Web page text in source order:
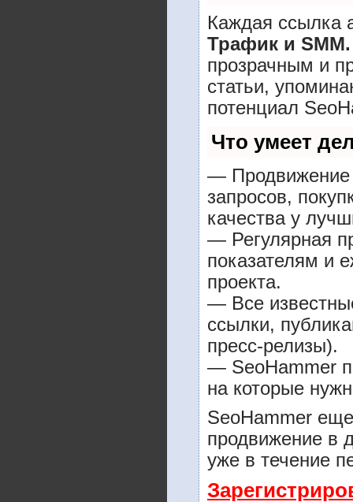
Каждая ссылка
Трафик и SMM.
прозрачным и
статьи,
потенциал
Что умеет
— Продвижение
запросов,
качества у
— Регулярная
показателям и
проекта.
— Все
ссылки,
пресс-релизы).
— SeoHammer
на которые
SeoHammer
продвижение в
уже в течение